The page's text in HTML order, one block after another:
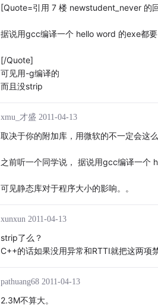
[Quote=引用 7 楼 newstudent_never 的
据说用gcc编译一个 hello word 的exe都
[/Quote]
可见用-g编译的
而且没strip
xmu_才盛 2011-04-13
取决于你的附加库，用微软的不一定会这
之前听一个同学说， 据说用gcc编译一个
可见静态库对于程序大小的影响。。
xunxun 2011-04-13
strip了么？
C++的话如果没用异常和RTTI就把这两项
pathuang68 2011-04-13
2.3M不算大。